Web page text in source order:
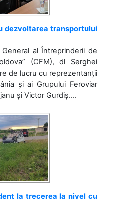
dezvoltarea transportului
al Întreprinderii de
(CFM), dl Serghei
de lucru cu reprezentanții
și ai Grupului Feroviar
și Victor Gurdiș....
la trecerea la nivel cu